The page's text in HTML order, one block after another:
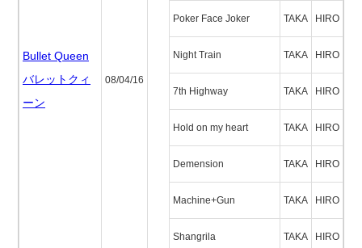
Bullet Queen
バレットクィ
ーン
08/04/16
Poker Face Joker TAKA HIRO
Night Train TAKA HIRO
7th Highway TAKA HIRO
Hold on my heart TAKA HIRO
Demension TAKA HIRO
Machine+Gun TAKA HIRO
Shangrila TAKA HIRO